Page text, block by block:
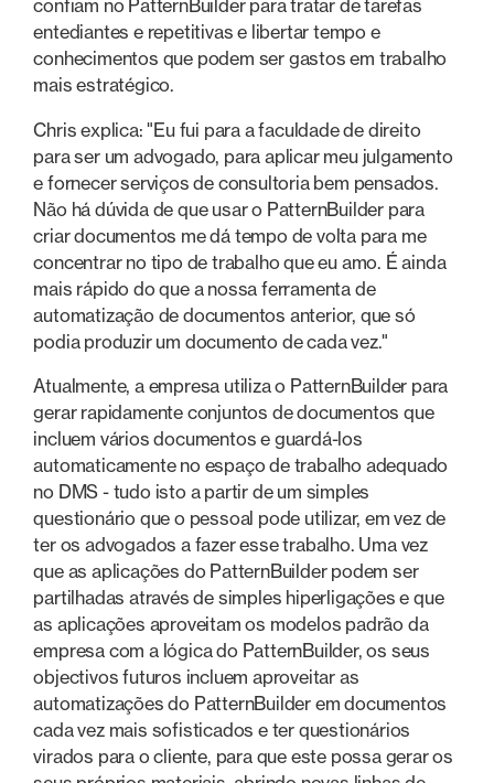
confiam no PatternBuilder para tratar de tarefas
entediantes e repetitivas e libertar tempo e
conhecimentos que podem ser gastos em trabalho
mais estratégico.
Chris explica: "Eu fui para a faculdade de direito
para ser um advogado, para aplicar meu julgamento
e fornecer serviços de consultoria bem pensados.
Não há dúvida de que usar o PatternBuilder para
criar documentos me dá tempo de volta para me
concentrar no tipo de trabalho que eu amo. É ainda
mais rápido do que a nossa ferramenta de
automatização de documentos anterior, que só
podia produzir um documento de cada vez."
Atualmente, a empresa utiliza o PatternBuilder para
gerar rapidamente conjuntos de documentos que
incluem vários documentos e guardá-los
automaticamente no espaço de trabalho adequado
no DMS - tudo isto a partir de um simples
questionário que o pessoal pode utilizar, em vez de
ter os advogados a fazer esse trabalho. Uma vez
que as aplicações do PatternBuilder podem ser
partilhadas através de simples hiperligações e que
as aplicações aproveitam os modelos padrão da
empresa com a lógica do PatternBuilder, os seus
objectivos futuros incluem aproveitar as
automatizações do PatternBuilder em documentos
cada vez mais sofisticados e ter questionários
virados para o cliente, para que este possa gerar os